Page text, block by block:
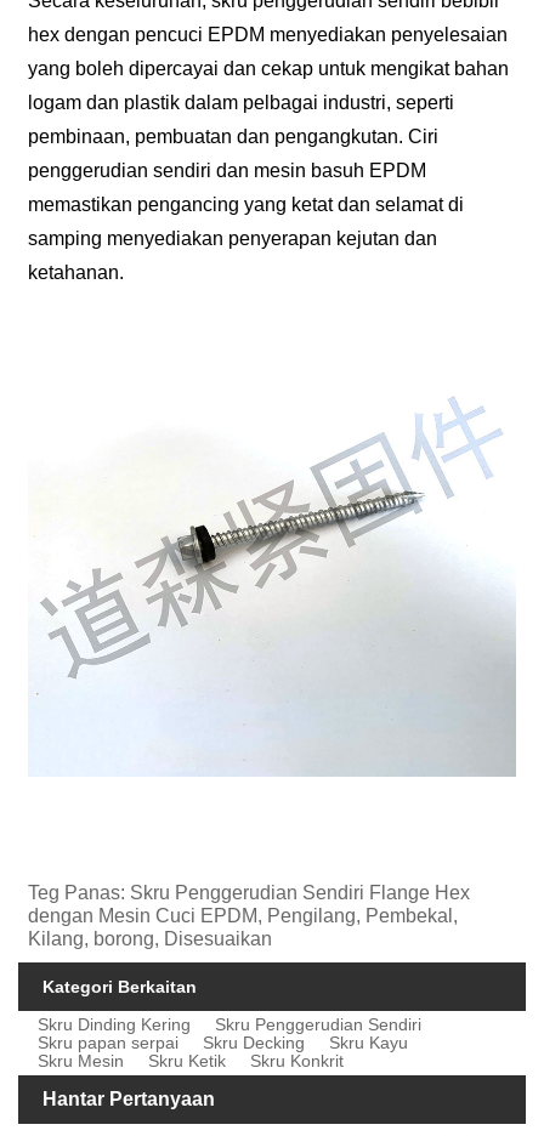
hex dengan pencuci EPDM menyediakan penyelesaian
yang boleh dipercayai dan cekap untuk mengikat bahan
logam dan plastik dalam pelbagai industri, seperti
pembinaan, pembuatan dan pengangkutan. Ciri
penggerudian sendiri dan mesin basuh EPDM
memastikan pengancing yang ketat dan selamat di
samping menyediakan penyerapan kejutan dan
ketahanan.
Teg Panas: Skru Penggerudian Sendiri Flange Hex
dengan Mesin Cuci EPDM, Pengilang, Pembekal,
Kilang, borong, Disesuaikan
Kategori Berkaitan
Skru Dinding Kering
Skru Penggerudian Sendiri
Skru papan serpai
Skru Decking
Skru Kayu
Skru Mesin
Skru Ketik Skru Konkrit
Hantar Pertanyaan